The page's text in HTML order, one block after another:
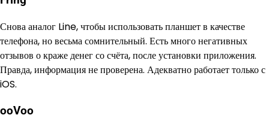
Снова аналог Line, чтобы использовать планшет в качестве
телефона, но весьма сомнительный. Есть много негативных
отзывов о краже денег со счёта, после установки приложения.
Правда, информация не проверена. Адекватно работает только с
iOS.
ooVoo